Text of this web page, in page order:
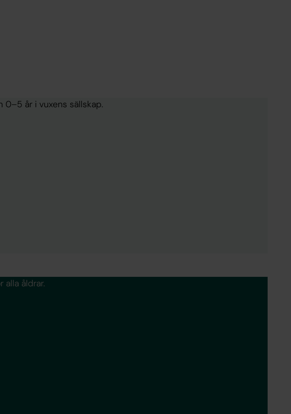
0–5 år i vuxens sällskap.
alla åldrar.